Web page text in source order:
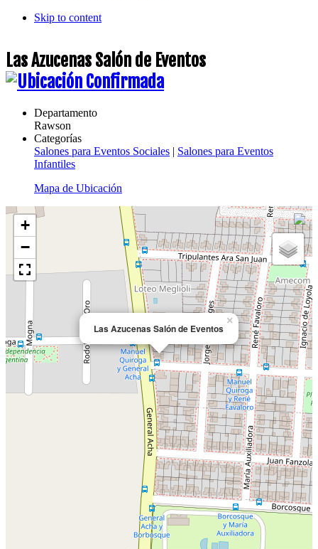
Skip to content
Las Azucenas Salón de Eventos
Departamento
Rawson
Categorías
Salones para Eventos Sociales | Salones para Eventos
Infantiles
Mapa de Ubicación
Las Azucenas Salón de Eventos
×
+
−